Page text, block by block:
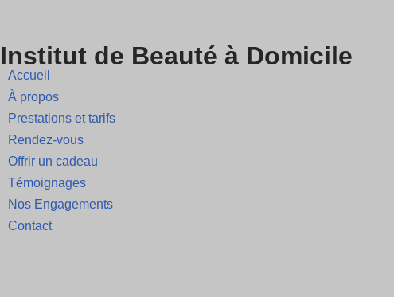
to
content
Accueil
À propos
Prestations et tarifs
Rendez-vous
Offrir un cadeau
Témoignages
Nos Engagements
Contact
Institut de Beauté à Domicile